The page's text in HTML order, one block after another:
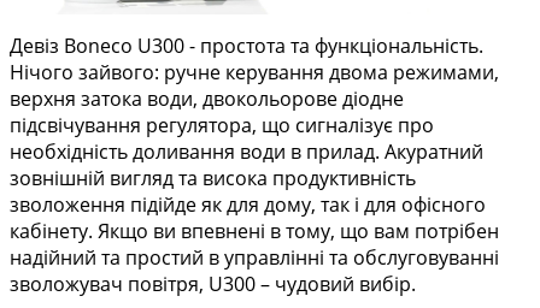
Девіз Boneco U300 - простота та функціональність.
Нічого зайвого: ручне керування двома режимами,
верхня затока води, двокольорове діодне
підсвічування регулятора, що сигналізує про
необхідність доливання води в прилад. Акуратний
зовнішній вигляд та висока продуктивність
зволоження підійде як для дому, так і для офісного
кабінету. Якщо ви впевнені в тому, що вам потрібен
надійний та простий в управлінні та обслуговуванні
зволожувач повітря, U300 – чудовий вибір.